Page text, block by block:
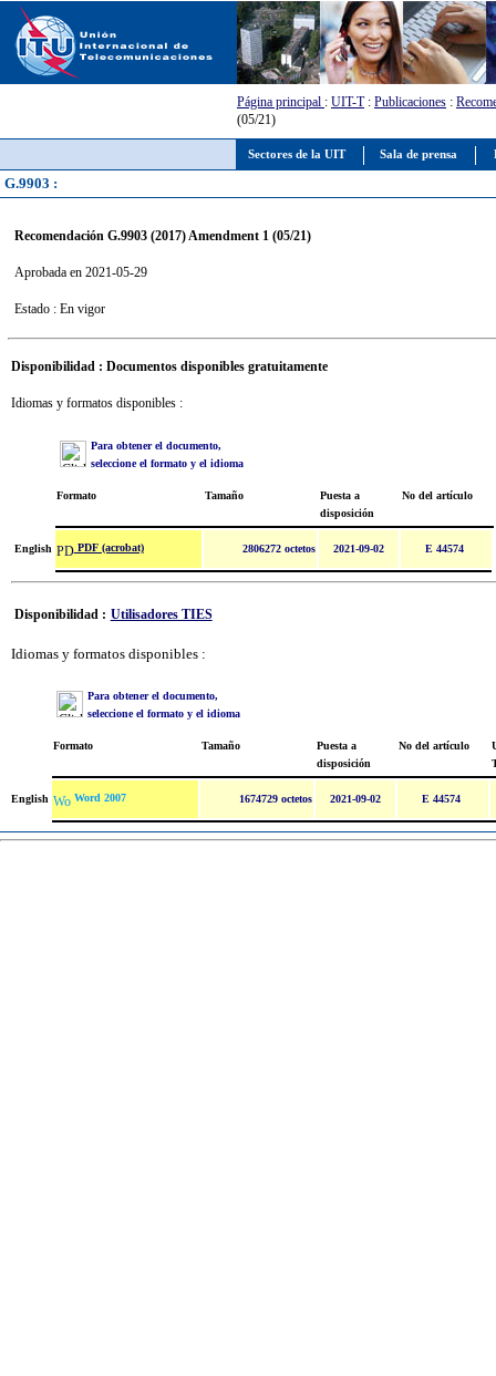
Sectores de la UIT Sala de prensa
Página principal : UIT-T: Publicaciones :
(05/21)
G.9903 :
Recomendación G.9903 (2017) Amendment 1 (05/21)
Aprobada en 2021-05-29
Estado : En vigor
Disponibilidad : Documentos disponibles gratuitamente
Idiomas y formatos disponibles :
Para obtener el documento,
seleccione el formato y el idioma
Formato Tamaño
Puesta a
disposición
No del artículo
English PDF (acrobat) 2806272 octetos 2021-09-02 E 44574
Disponibilidad : Utilisadores TIES
Idiomas y formatos disponibles :
Para obtener el documento,
seleccione el formato y el idioma
Formato Tamaño
Puesta a
disposición
No del artículo
English Word 2007 1674729 octetos 2021-09-02 E 44574